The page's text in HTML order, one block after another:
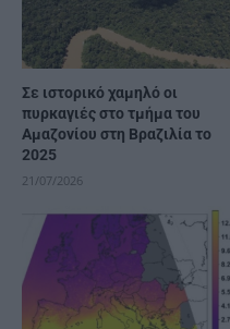
Σε ιστορικό χαμηλό οι
πυρκαγιές στο τμήμα του
Αμαζονίου στη Βραζιλία το
2025
21/07/2026